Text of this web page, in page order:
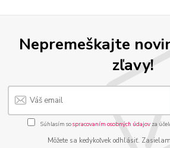
Nepremeškajte
zľavy!
Súhlasím sospracovaním osobných údajov za
Môžete sa kedykoľvek odhlásiť.